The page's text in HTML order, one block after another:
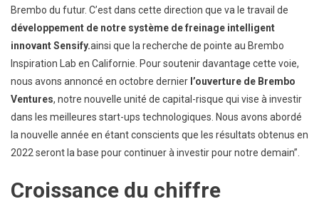
Brembo du futur. C’est dans cette direction que va le travail de
développement de notre système de freinage intelligent
innovant Sensify.ainsi que la recherche de pointe au Brembo
Inspiration Lab en Californie. Pour soutenir davantage cette voie,
nous avons annoncé en octobre dernier l’ouverture de Brembo
Ventures, notre nouvelle unité de capital-risque qui vise à investir
dans les meilleures start-ups technologiques. Nous avons abordé
la nouvelle année en étant conscients que les résultats obtenus en
2022 seront la base pour continuer à investir pour notre demain”.
Croissance du chiffre